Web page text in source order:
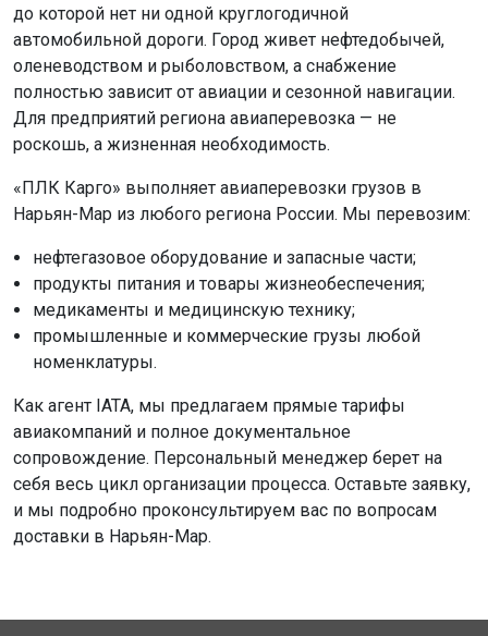
до которой нет ни одной круглогодичной
автомобильной дороги. Город живет нефтедобычей,
оленеводством и рыболовством, а снабжение
полностью зависит от авиации и сезонной навигации.
Для предприятий региона авиаперевозка — не
роскошь, а жизненная необходимость.
«ПЛК Карго» выполняет авиаперевозки грузов в
Нарьян-Мар из любого региона России. Мы перевозим:
нефтегазовое оборудование и запасные части;
продукты питания и товары жизнеобеспечения;
медикаменты и медицинскую технику;
промышленные и коммерческие грузы любой
номенклатуры.
Как агент IATA, мы предлагаем прямые тарифы
авиакомпаний и полное документальное
сопровождение. Персональный менеджер берет на
себя весь цикл организации процесса. Оставьте заявку,
и мы подробно проконсультируем вас по вопросам
доставки в Нарьян-Мар.